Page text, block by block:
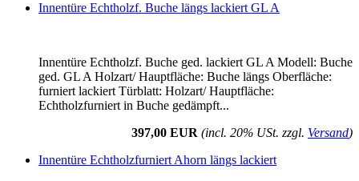
Innentüre Echtholzf. Buche längs lackiert GL A
Innentüre Echtholzf. Buche ged. lackiert GL A Modell: Buche
ged. GL A Holzart/ Hauptfläche: Buche längs Oberfläche:
furniert lackiert Türblatt: Holzart/ Hauptfläche:
Echtholzfurniert in Buche gedämpft...
397,00 EUR (incl. 20% USt. zzgl. Versand)
Innentüre Echtholzfurniert Ahorn längs lackiert